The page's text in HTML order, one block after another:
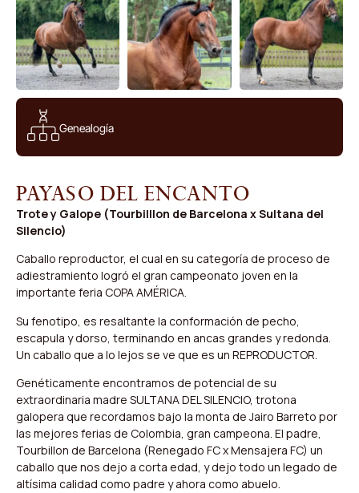
Genealogía
Payaso del Encanto
Trote y Galope (Tourbilllon de Barcelona x Sultana del
Silencio)
Caballo reproductor, el cual en su categoría de proceso de
adiestramiento logró el gran campeonato joven en la
importante feria COPA AMÉRICA.
Su fenotipo, es resaltante la conformación de pecho,
escapula y dorso, terminando en ancas grandes y redonda.
Un caballo que a lo lejos se ve que es un REPRODUCTOR.
Genéticamente encontramos de potencial de su
extraordinaria madre SULTANA DEL SILENCIO, trotona
galopera que recordamos bajo la monta de Jairo Barreto por
las mejores ferias de Colombia, gran campeona. El padre,
Tourbillon de Barcelona (Renegado FC x Mensajera FC) un
caballo que nos dejo a corta edad, y dejo todo un legado de
altísima calidad como padre y ahora como abuelo.